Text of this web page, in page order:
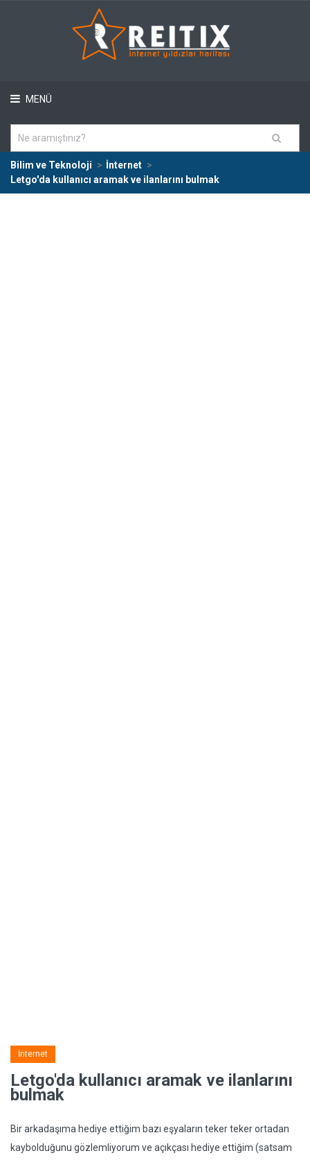
MENÜ
Bilim ve Teknoloji
İnternet
Letgo'da kullanıcı aramak ve ilanlarını bulmak
İnternet
Letgo'da kullanıcı aramak ve ilanlarını
bulmak
Bir arkadaşıma hediye ettiğim bazı eşyaların teker teker ortadan
kaybolduğunu gözlemliyorum ve açıkçası hediye ettiğim (satsam